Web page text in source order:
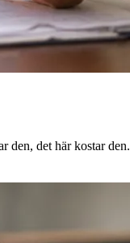
den, det här kostar den.